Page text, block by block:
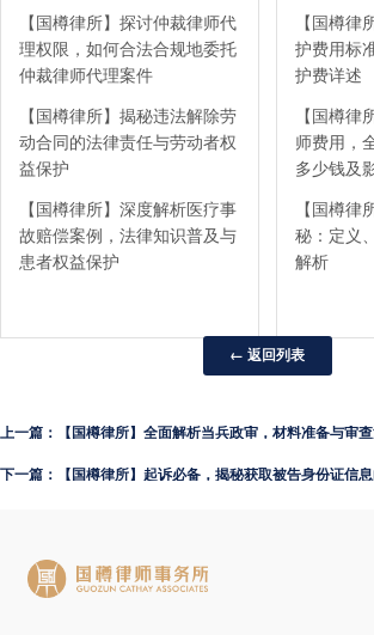
【国樽律所】探讨仲裁律师代
理权限，如何合法合规地委托
仲裁律师代理案件
【国樽律所】揭秘违法解除劳
动合同的法律责任与劳动者权
益保护
【国樽律所】深度解析医疗事
故赔偿案例，法律知识普及与
患者权益保护
【国樽律
护费用标
护费详述
【国樽律
师费用，
多少钱及
【国樽律
秘：定义
解析
← 返回列表
上一篇：【国樽律所】全面解析当兵政审，材料准备与审
下一篇：【国樽律所】起诉必备，揭秘获取被告身份证信